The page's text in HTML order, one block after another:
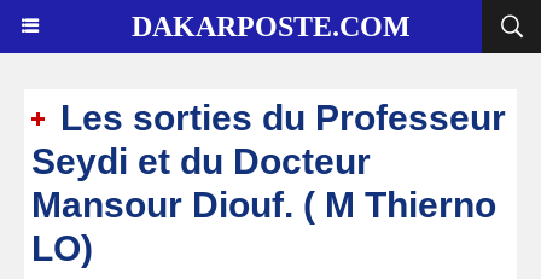
DAKARPOSTE.COM
Les sorties du Professeur
Seydi et du Docteur
Mansour Diouf. ( M Thierno
LO)